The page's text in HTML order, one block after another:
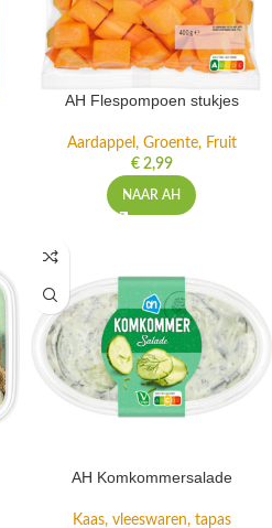
AH Flespompoen stukjes
Aardappel, Groente, Fruit
€2,99
NAAR AH
AH Komkommersalade
Kaas, vleeswaren, tapas